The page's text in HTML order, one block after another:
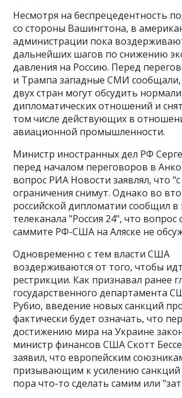
Несмотря на беспрецедентность
со стороны Вашингтона, в
администрации пока
дальнейших шагов по снижению
давления на Россию. Перед
и Трампа западные СМИ
двух стран могут обсудить
дипломатических отношений и
том числе действующих в
авиационной промышленности.
Министр иностранных дел РФ
перед началом переговоров в
вопрос РИА Новости заявлял, что
ограничения снимут. Однако во
российской дипломатии сообщил в
телеканала "Россия 24", что вопрос
саммите РФ-США на Аляске не
Одновременно с тем власти США
воздерживаются от того, чтобы
рестрикции. Как признавал ранее
государственного департамента
Рубио, введение новых санкций
фактически будет означать, что
достижению мира на Украине
министр финансов США Скотт
заявил, что европейским
призывающим к усилению
пора что-то сделать самим или